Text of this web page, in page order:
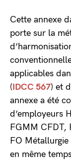
Cette annexe
porte sur la
applicables
(IDCC 567) et
annexe a été
d’employeurs
FGMM CFDT,
FO
en même